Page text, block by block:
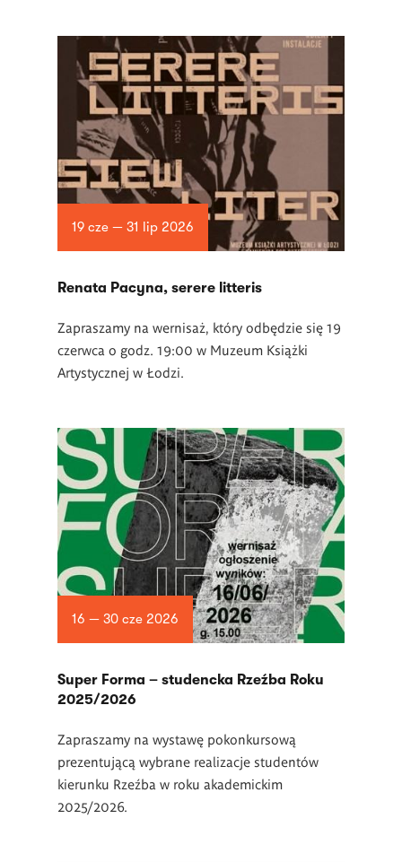
19 cze — 31 lip 2026
Renata Pacyna, serere litteris
Zapraszamy na wernisaż, który odbędzie się 19
czerwca o godz. 19:00 w Muzeum Książki
Artystycznej w Łodzi.
16 — 30 cze 2026
Super Forma – studencka Rzeźba Roku
2025/2026
Zapraszamy na wystawę pokonkursową
prezentującą wybrane realizacje studentów
kierunku Rzeźba w roku akademickim
2025/2026.